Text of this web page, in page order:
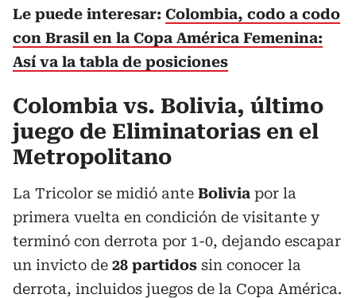
Le puede interesar: Colombia, codo a codo
con Brasil en la Copa América Femenina:
Así va la tabla de posiciones
Colombia vs. Bolivia, último
juego de Eliminatorias en el
Metropolitano
La Tricolor se midió ante Bolivia por la
primera vuelta en condición de visitante y
terminó con derrota por 1-0, dejando escapar
un invicto de 28 partidos sin conocer la
derrota, incluidos juegos de la Copa América.